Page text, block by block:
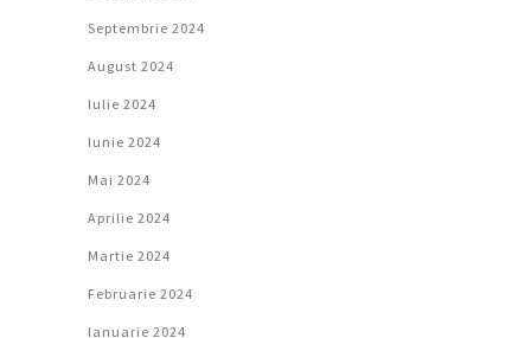
Septembrie 2024
August 2024
Iulie 2024
Iunie 2024
Mai 2024
Aprilie 2024
Martie 2024
Februarie 2024
Ianuarie 2024